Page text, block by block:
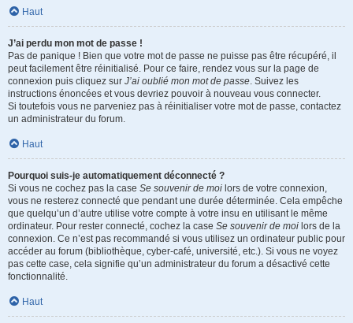
Haut
J’ai perdu mon mot de passe !
Pas de panique ! Bien que votre mot de passe ne puisse pas être récupéré, il
peut facilement être réinitialisé. Pour ce faire, rendez vous sur la page de
connexion puis cliquez sur J’ai oublié mon mot de passe. Suivez les
instructions énoncées et vous devriez pouvoir à nouveau vous connecter.
Si toutefois vous ne parveniez pas à réinitialiser votre mot de passe, contactez
un administrateur du forum.
Haut
Pourquoi suis-je automatiquement déconnecté ?
Si vous ne cochez pas la case Se souvenir de moi lors de votre connexion,
vous ne resterez connecté que pendant une durée déterminée. Cela empêche
que quelqu’un d’autre utilise votre compte à votre insu en utilisant le même
ordinateur. Pour rester connecté, cochez la case Se souvenir de moi lors de la
connexion. Ce n’est pas recommandé si vous utilisez un ordinateur public pour
accéder au forum (bibliothèque, cyber-café, université, etc.). Si vous ne voyez
pas cette case, cela signifie qu’un administrateur du forum a désactivé cette
fonctionnalité.
Haut